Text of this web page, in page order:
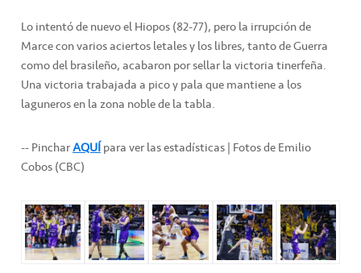
Lo intentó de nuevo el Hiopos (82-77), pero la irrupción de
Marce con varios aciertos letales y los libres, tanto de Guerra
como del brasileño, acabaron por sellar la victoria tinerfeña.
Una victoria trabajada a pico y pala que mantiene a los
laguneros en la zona noble de la tabla.
-- PincharAQUÍpara ver las estadísticas | Fotos de Emilio
Cobos (CBC)